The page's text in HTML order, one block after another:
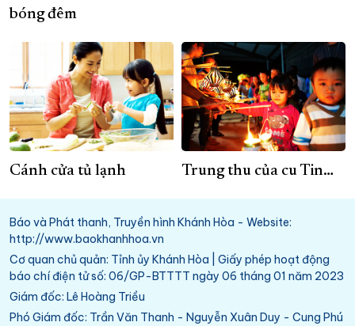
bóng đêm
Cánh cửa tủ lạnh Trung thu của cu Tin…
Báo và Phát thanh, Truyền hình Khánh Hòa - Website:
http://www.baokhanhhoa.vn
Cơ quan chủ quản: Tỉnh ủy Khánh Hòa | Giấy phép hoạt động
báo chí điện tử số: 06/GP-BTTTT ngày 06 tháng 01 năm 2023
Giám đốc: Lê Hoàng Triều
Phó Giám đốc: Trần Văn Thanh - Nguyễn Xuân Duy - Cung Phú